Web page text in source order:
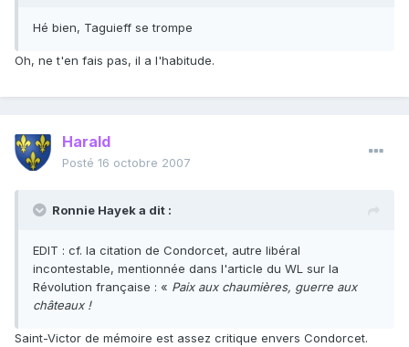
Hé bien, Taguieff se trompe
Oh, ne t'en fais pas, il a l'habitude.
Harald
Posté 16 octobre 2007
Ronnie Hayek a dit :
EDIT : cf. la citation de Condorcet, autre libéral
incontestable, mentionnée dans l'article du WL sur la
Révolution française : « Paix aux chaumières, guerre aux
châteaux !
Saint-Victor de mémoire est assez critique envers Condorcet.